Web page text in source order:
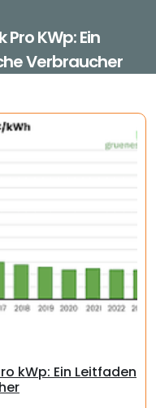
KWp: Ein
Verbraucher
kWp: Ein Leitfaden